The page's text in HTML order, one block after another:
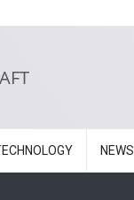
NEWS